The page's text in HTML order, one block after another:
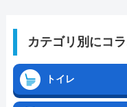
カテゴリ別にコ
トイレ